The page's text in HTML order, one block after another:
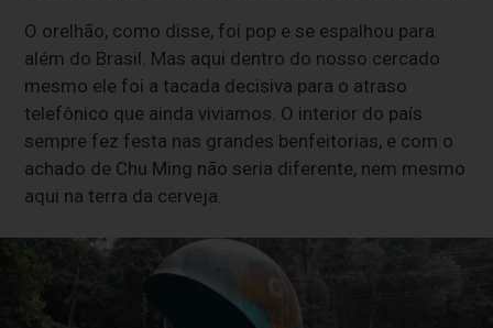
O orelhão, como disse, foi pop e se espalhou para
além do Brasil. Mas aqui dentro do nosso cercado
mesmo ele foi a tacada decisiva para o atraso
telefônico que ainda viviamos. O interior do país
sempre fez festa nas grandes benfeitorias, e com o
achado de Chu Ming não seria diferente, nem mesmo
aqui na terra da cerveja.